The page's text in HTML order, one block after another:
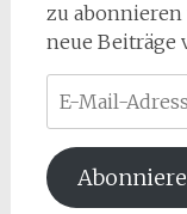
zu
neue Beiträge
Mail-
Adresse